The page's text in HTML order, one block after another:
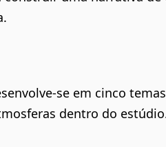
se em cinco
dentro do